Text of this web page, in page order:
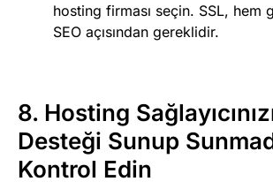
hosting firması seçin. SSL, hem
SEO açısından gereklidir.
8. Hosting
Desteği Sunup
Kontrol Edin